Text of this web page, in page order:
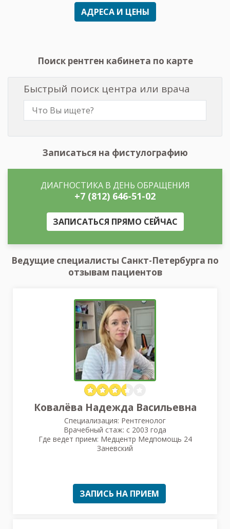
АДРЕСА И ЦЕНЫ
Поиск рентген кабинета по карте
Быстрый поиск центра или врача
Записаться на фистулографию
ДИАГНОСТИКА В ДЕНЬ ОБРАЩЕНИЯ
+7 (812) 646-51-02
ЗАПИСАТЬСЯ ПРЯМО СЕЙЧАС
Ведущие специалисты Санкт-Петербурга по
отзывам пациентов
Ковалёва Надежда Васильевна
Специализация: Рентгенолог
Врачебный стаж: с 2003 года
Где ведет прием: Медцентр Медпомощь 24
Заневский
ЗАПИСЬ НА ПРИЕМ